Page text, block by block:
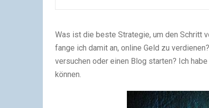
Was ist die beste Strategie, um den Schritt
fange ich damit an, online Geld zu
versuchen oder einen Blog starten? Ich
können.